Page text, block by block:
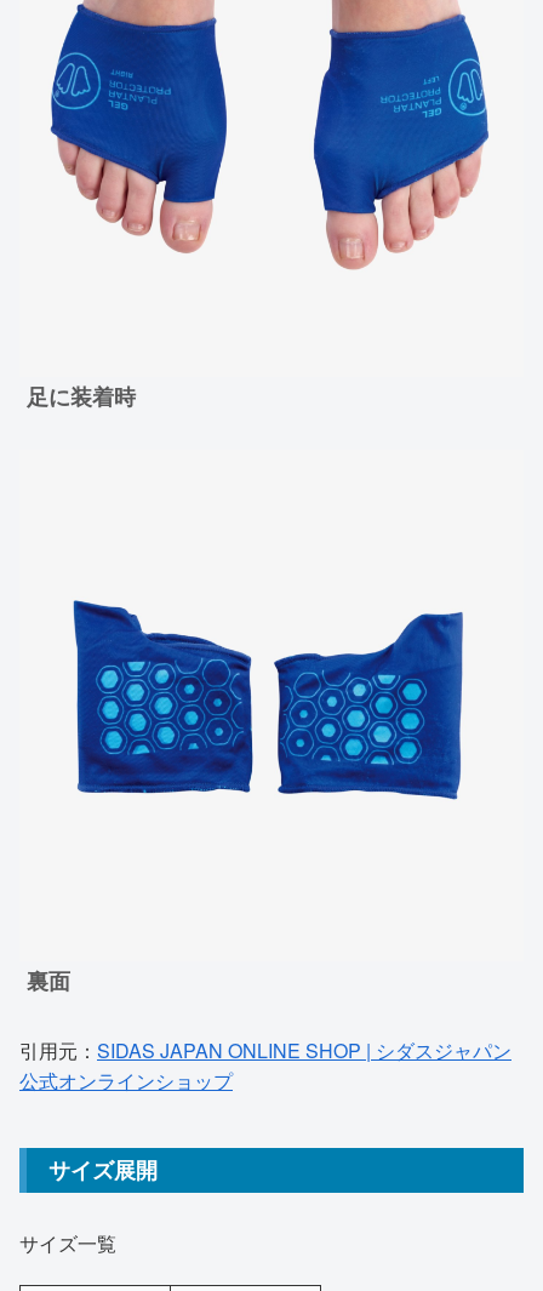
足に装着時
裏面
引用元： SIDAS JAPAN ONLINE SHOP | シダスジャパン
公式オンラインショップ
サイズ展開
サイズ一覧